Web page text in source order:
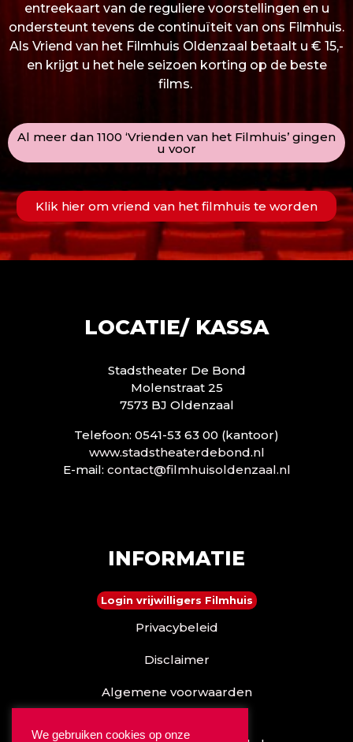
entreekaart van de reguliere voorstellingen en u
ondersteunt tevens de continuïteit van ons Filmhuis.
Als Vriend van het Filmhuis Oldenzaal betaalt u € 15,-
en krijgt u het hele seizoen korting op de beste
films.
Al meer dan 1100 ‘Vrienden van het Filmhuis’ gingen
u voor
Klik hier om vriend van het filmhuis te worden
LOCATIE/ KASSA
Stadstheater De Bond
Molenstraat 25
7573 BJ Oldenzaal
Telefoon: 0541-53 63 00 (kantoor)
www.stadstheaterdebond.nl
E-mail: contact@filmhuisoldenzaal.nl
INFORMATIE
Login vrijwilligers Filmhuis
Privacybeleid
Disclaimer
Algemene voorwaarden
We gebruiken cookies op onze